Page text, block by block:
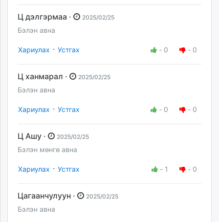
Ц дэлгэрмаа · 2025/02/25
Бэлэн авна
Хариулах · Устгах - 0 - 0
Ц ханмарал · 2025/02/25
Бэлэн авна
Хариулах · Устгах - 0 - 0
Ц Ашу · 2025/02/25
Бэлэн мөнгө авна
Хариулах · Устгах - 1 - 0
Цагаанчулуун · 2025/02/25
Бэлэн авна